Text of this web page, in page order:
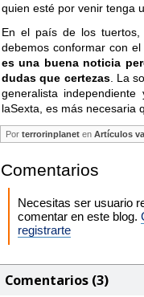
quien esté por venir tenga
En el país de los
debemos conformar con el
es una buena noticia
dudas que certezas. La
generalista
laSexta, es más necesaria
Por terrorinplanet en Artículos
Comentarios
Necesitas ser usuario
comentar en este blog.
registrarte
Comentarios (3)